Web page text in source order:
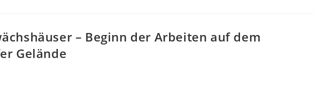
– Beginn der Arbeiten auf dem
Gelände